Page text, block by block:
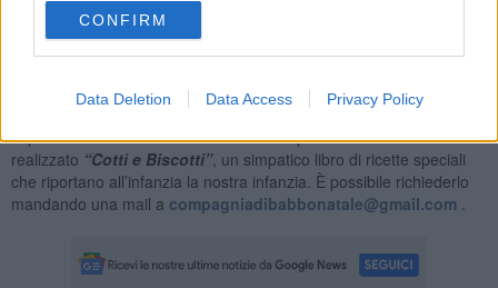
CONFIRM
Data Deletion Data Access Privacy Policy
22 dicembre, ore 20.45, stadio Artemio Franchi: 90 Babbi
scenderanno in campo per festeggiare il 90° anniversario della
Fiorentina e per raccogliere fondi per i bambini bisognosi prima
Ogni anno la Compagnia promuove la raccolta dei fondi anche con
la pubblicazione di volumi da collezione: per il Natale 2016 è stato
realizzato “Cotti e Biscotti”, un simpatico libro di ricette speciali
che riportano all’infanzia la nostra infanzia. È possibile richiederlo
mandando una mail a compagniadibabbonatale@gmail.com